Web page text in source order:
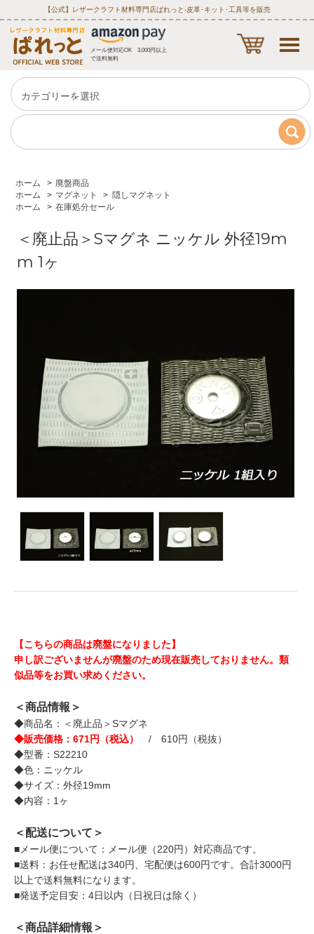
【公式】レザークラフト材料専門店ぱれっと‐皮革･キット･工具等を販売
メール便対応OK 3,000円以上
で送料無料
ホーム > 廃盤商品
ホーム
> マグネット > 隠しマグネット
ホーム
> 在庫処分セール
＜廃止品＞Sマグネ ニッケル 外径19m
m 1ヶ
【こちらの商品は廃盤になりました】
申し訳ございませんが廃盤のため現在販売しておりません。類
似品等をお買い求めください。
＜商品情報＞
◆商品名：＜廃止品＞Sマグネ
◆販売価格：671円（税込）
/ 610円（税抜）
◆型番：S22210
◆色：ニッケル
◆サイズ：外径19mm
◆内容：1ヶ
＜配送について＞
■メール便について：メール便（220円）対応商品です。
■送料：お任せ配送は340円、宅配便は600円です。合計3000円
以上で送料無料になります。
■発送予定目安：4日以内（日祝日は除く）
＜商品詳細情報＞